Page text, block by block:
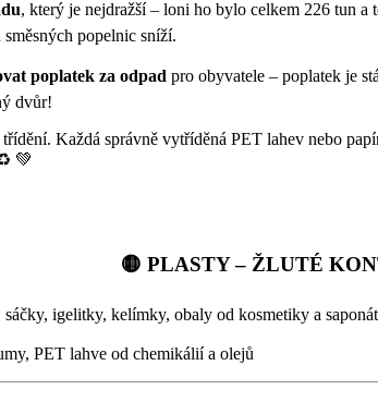
, který je nejdražší – loni ho bylo celkem 226 tun a
popelnic sníží.
poplatek za odpad pro obyvatele – poplatek je
dvůr!
Každá správně vytříděná PET lahev nebo
💚
🟡 PLASTY – ŽLUTÉ
igelitky, kelímky, obaly od kosmetiky a
PET lahve od chemikálií a olejů